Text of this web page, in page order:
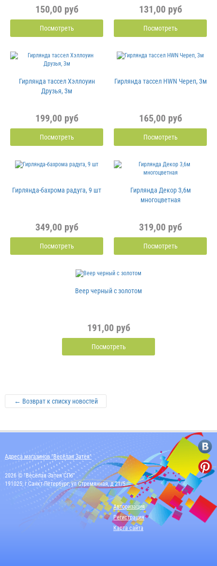
150,00 руб
Посмотреть
131,00 руб
Посмотреть
Гирлянда тассел Хэллоуин
Друзья, 3м
199,00 руб
Посмотреть
Гирлянда тассел HWN Череп, 3м
165,00 руб
Посмотреть
Гирлянда-бахрома радуга, 9 шт
349,00 руб
Посмотреть
Гирлянда Декор 3,6м
многоцветная
319,00 руб
Посмотреть
Веер черный с золотом
191,00 руб
Посмотреть
← Возврат к списку новостей
Адреса магазинов "Весёлая Затея"
2026 © "Весёлая Затея СПб"
191025, г Санкт-Петербург, ул Стремянная, д 21/5
Авторизация
Регистрация
Карта сайта